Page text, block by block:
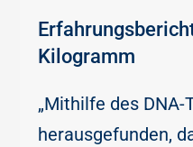
Kilogramm
„Mithilfe des DNA-
herausgefunden,